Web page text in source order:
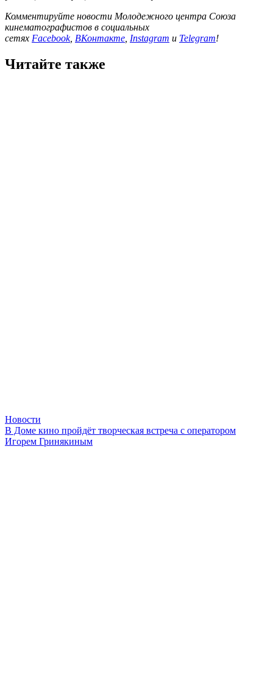
Комментируйте новости Молодежного центра Союза
кинематографистов в социальных
сетях Facebook, ВКонтакте Instagram и Telegram!
Читайте также
Новости
В Доме кино пройдёт творческая встреча с оператором
Игорем Гринякиным